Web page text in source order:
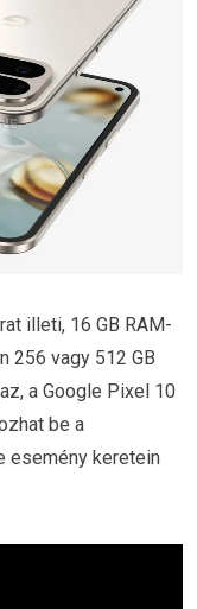
illeti, 16 GB RAM-
256 vagy 512 GB
a Google Pixel 10
be a
esemény keretein